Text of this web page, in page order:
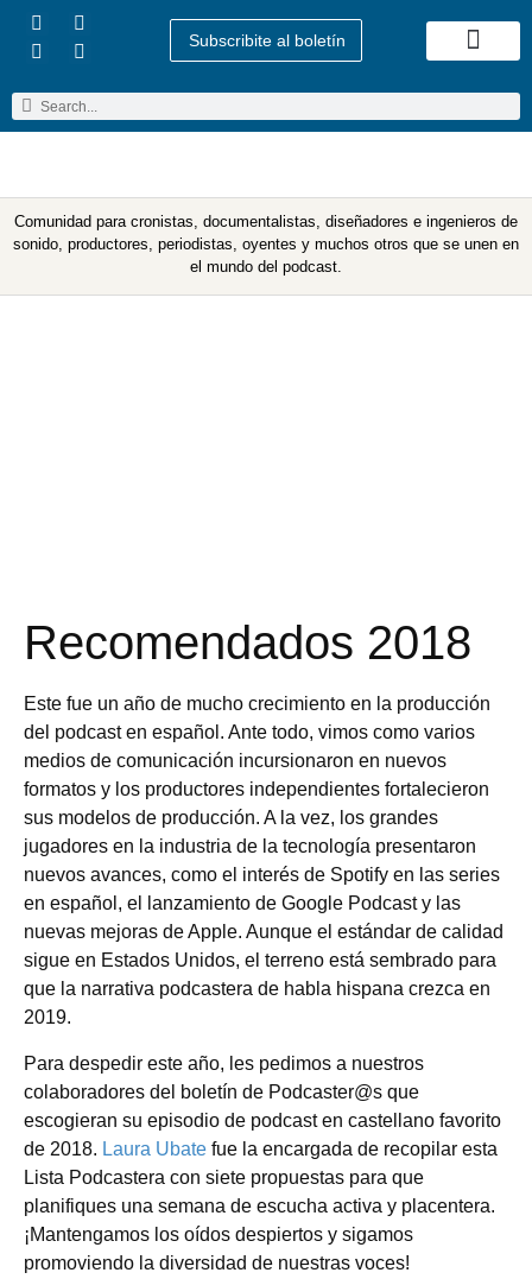
Subscribite al boletín
Comunidad para cronistas, documentalistas, diseñadores e ingenieros de
sonido, productores, periodistas, oyentes y muchos otros que se unen en
el mundo del podcast.
Recomendados 2018
Este fue un año de mucho crecimiento en la producción
del podcast en español. Ante todo, vimos como varios
medios de comunicación incursionaron en nuevos
formatos y los productores independientes fortalecieron
sus modelos de producción. A la vez, los grandes
jugadores en la industria de la tecnología presentaron
nuevos avances, como el interés de Spotify en las series
en español, el lanzamiento de Google Podcast y las
nuevas mejoras de Apple. Aunque el estándar de calidad
sigue en Estados Unidos, el terreno está sembrado para
que la narrativa podcastera de habla hispana crezca en
2019.
Para despedir este año, les pedimos a nuestros
colaboradores del boletín de Podcaster@s que
escogieran su episodio de podcast en castellano favorito
de 2018. Laura Ubate fue la encargada de recopilar esta
Lista Podcastera con siete propuestas para que
planifiques una semana de escucha activa y placentera.
¡Mantengamos los oídos despiertos y sigamos
promoviendo la diversidad de nuestras voces!